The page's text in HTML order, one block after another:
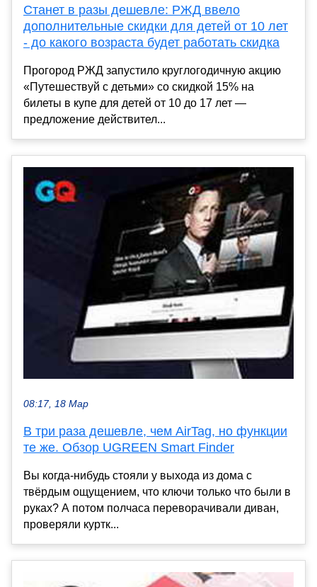
Станет в разы дешевле: РЖД ввело
дополнительные скидки для детей от 10 лет
- до какого возраста будет работать скидка
Прогород РЖД запустило круглогодичную акцию
«Путешествуй с детьми» со скидкой 15% на
билеты в купе для детей от 10 до 17 лет —
предложение действител...
08:17, 18 Мар
В три раза дешевле, чем AirTag, но функции
те же. Обзор UGREEN Smart Finder
Вы когда-нибудь стояли у выхода из дома с
твёрдым ощущением, что ключи только что были в
руках? А потом полчаса переворачивали диван,
проверяли куртк...